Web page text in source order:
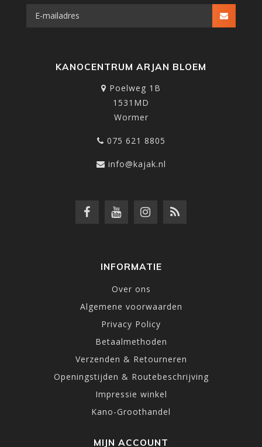
KANOCENTRUM ARJAN BLOEM
Poelweg 1B
1531MD
Wormer
075 621 8805
info@kajak.nl
INFORMATIE
Over ons
Algemene voorwaarden
Privacy Policy
Betaalmethoden
Verzenden & Retourneren
Openingstijden & Routebeschrijving
Impressie winkel
Kano-Groothandel
MIJN ACCOUNT